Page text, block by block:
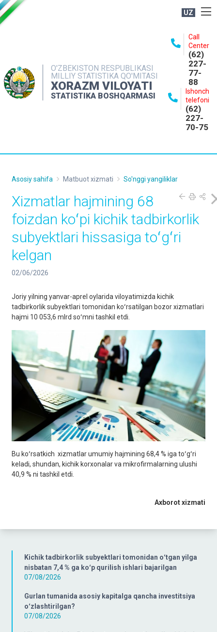
UZ
O'ZBEKISTON RESPUBLIKASI
MILLIY STATISTIKA QO'MITASI
XORAZM VILOYATI
STATISTIKA BOSHQARMASI
Call
Center
(62)
227-
77-
88
Ishonch
telefoni
(62)
227-
70-75
NASHRLAR
INTERAKTIV XIZMATLAR
MATBUOT XIZMATI
Kichik tadbirkorlik subyektlari tomonidan oʻtgan yilga
nisbatan 7,4 % ga koʻp qurilish ishlari bajarilgan
07/08/2026
Gurlan tumanida asosiy kapitalga qancha investitsiya
oʻzlashtirilgan?
07/08/2026
Asosiy sahifa Matbuot xizmati So'nggi yangiliklar
Xizmatlar hajmining 68
foizdan koʻpi kichik tadbirkorlik
subyektlari hissasiga toʻgʻri
kelgan
02/06/2026
Joriy yilning yanvar-aprel oylarida viloyatimizda kichik
tadbirkorlik subyektlari tomonidan koʻrsatilgan bozor xizmatlari
hajmi 10 053,6 mlrd soʻmni tashkil etdi.
Bu koʻrsatkich xizmatlar umumiy hajmining 68,4 % iga toʻgʻri
keladi, shundan, kichik korxonalar va mikrofirmalarning ulushi
40,9 % ni tashkil etdi.
Axborot xizmati